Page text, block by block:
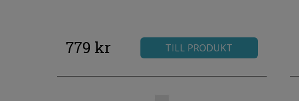
779 kr TILL PRODUKT